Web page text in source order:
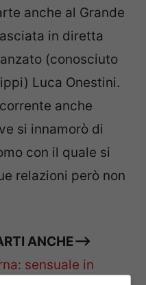
anche al Grande
in diretta
(conosciuto
Luca Onestini.
anche
si innamorò di
con il quale si
relazioni però non
ANCHE–>
sensuale in